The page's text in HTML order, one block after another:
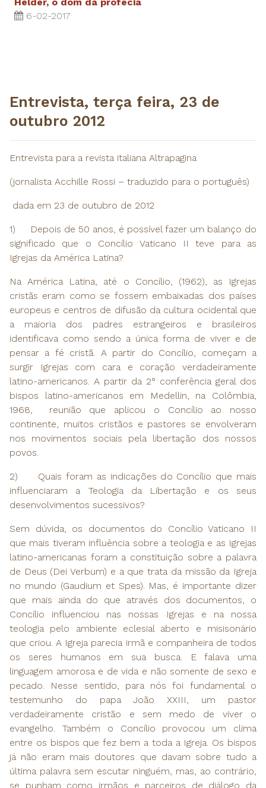
6-02-2017
​Entrevista, terça feira, 23 de
outubro 2012
Entrevista para a revista italiana Altrapagina
(jornalista Acchille Rossi – traduzido para o português)
dada em 23 de outubro de 2012
1) Depois de 50 anos, é possível fazer um balanço do
significado que o Concílio Vaticano II teve para as
Igrejas da América Latina?
Na América Latina, até o Concílio, (1962), as Igrejas
cristãs eram como se fossem embaixadas dos países
europeus e centros de difusão da cultura ocidental que
a maioria dos padres estrangeiros e brasileiros
identificava como sendo a única forma de viver e de
pensar a fé cristã. A partir do Concílio, começam a
surgir Igrejas com cara e coração verdadeiramente
latino-americanos. A partir da 2° conferência geral dos
bispos latino-americanos em Medellin, na Colômbia,
1968, reunião que aplicou o Concílio ao nosso
continente, muitos cristãos e pastores se envolveram
nos movimentos sociais pela libertação dos nossos
povos.
2) Quais foram as indicações do Concílio que mais
influenciaram a Teologia da Libertação e os seus
desenvolvimentos sucessivos?
Sem dúvida, os documentos do Concílio Vaticano II
que mais tiveram influência sobre a teologia e as Igrejas
latino-americanas foram a constituição sobre a palavra
de Deus (Dei Verbum) e a que trata da missão da Igreja
no mundo (Gaudium et Spes). Mas, é importante dizer
que mais ainda do que através dos documentos, o
Concílio influenciou nas nossas Igrejas e na nossa
teologia pelo ambiente eclesial aberto e misisonário
que criou. A Igreja parecia irmã e companheira de todos
os seres humanos em sua busca. E falava uma
linguagem amorosa e de vida e não somente de sexo e
pecado. Nesse sentido, para nós foi fundamental o
testemunho do papa João XXIII, um pastor
verdadeiramente cristão e sem medo de viver o
evangelho. Também o Concílio provocou um clima
entre os bispos que fez bem a toda a Igreja. Os bispos
já não eram mais doutores que davam sobre tudo a
última palavra sem escutar ninguém, mas, ao contrário,
se punham como irmãos e parceiros de diálogo da